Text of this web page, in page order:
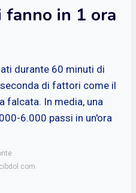
fanno in 1 ora
durante 60 minuti di
di fattori come il
falcata. In media, una
6.000 passi in un'ora